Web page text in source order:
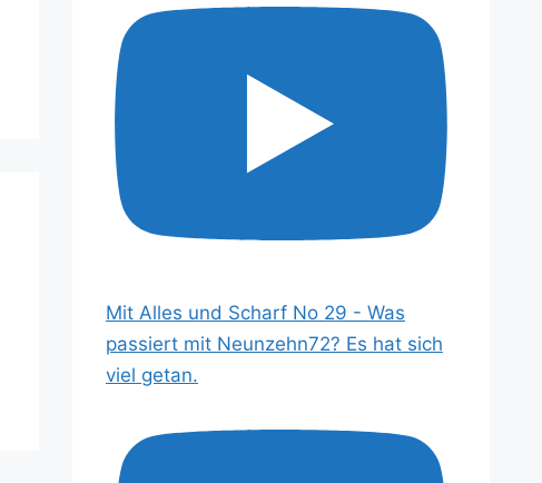
Mit Alles und Scharf No 29 - Was
passiert mit Neunzehn72? Es hat sich
viel getan.